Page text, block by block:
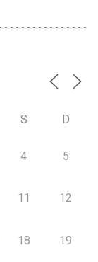
S D
4 5
11 12
18 19